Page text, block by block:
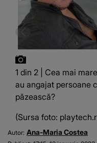
1 din 2 | Cea mai
au angajat persoane
păzească?
(Sursa foto:
Autor: Ana-Maria Costea